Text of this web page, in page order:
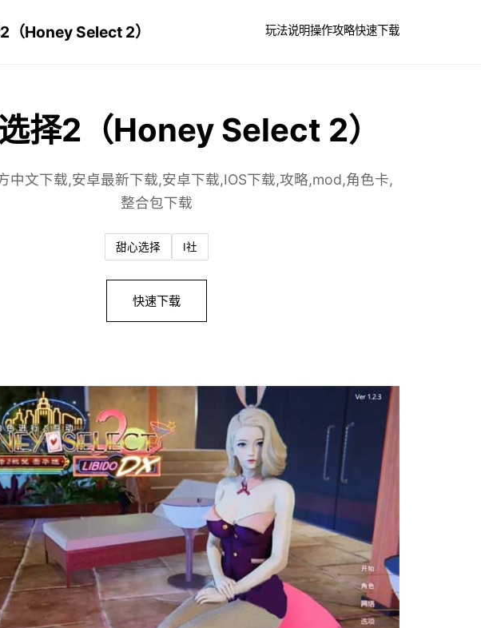
（Honey Select 2） 玩法说明操作攻略快速下载
择2（Honey Select 2）
中文下载,安卓最新下载,安卓下载,IOS下载,攻略,mod,角色卡,
整合包下载
甜心选择 I社
快速下载